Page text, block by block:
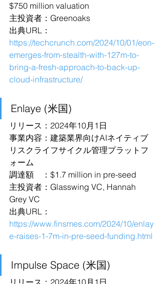
$750 million valuation
主投資者：Greenoaks
出典URL：
https://techcrunch.com/2024/10/01/eon-
emerges-from-stealth-with-127m-to-
bring-a-fresh-approach-to-back-up-
cloud-infrastructure/
Enlaye (米国)
リリース：2024年10月1日
事業内容：建築業界向けAIネイティブ
リスクライフサイクル管理プラットフ
ォーム
調達額　：$1.7 million in pre-seed
主投資者：Glasswing VC, Hannah
Grey VC
出典URL：
https://www.finsmes.com/2024/10/enlay
e-raises-1-7m-in-pre-seed-funding.html
Impulse Space (米国)
リリース：2024年10月1日